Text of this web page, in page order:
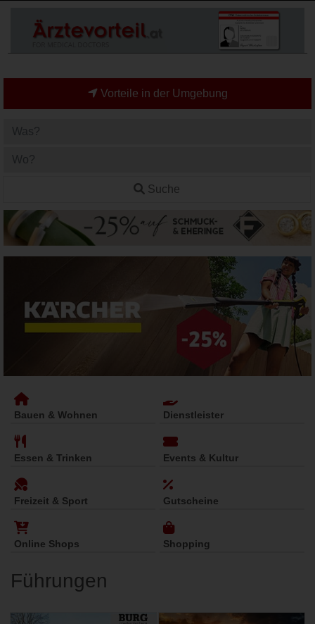
Vorteile in der Umgebung
Suche
Bauen & Wohnen Dienstleister
Essen & Trinken Events & Kultur
Freizeit & Sport Gutscheine
Online Shops Shopping
Führungen